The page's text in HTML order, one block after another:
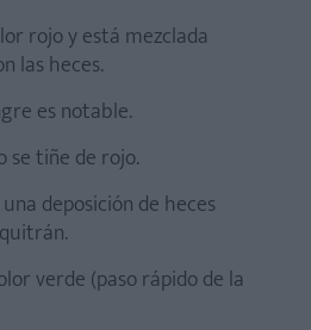
rojo y está mezclada
las heces.
es notable.
se tiñe de rojo.
deposición de heces
verde (paso rápido de la